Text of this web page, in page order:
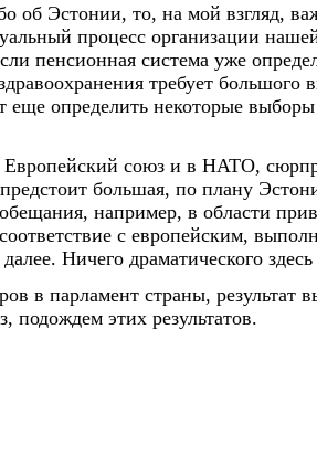
об Эстонии, то, на мой взгляд,
процесс организации
пенсионная система уже
требует большого
еще определить некоторые
Европейский союз и в НАТО,
большая, по плану
например, в области
соответствие с европейским,
далее. Ничего драматического
в парламент страны, результат
подождем этих результатов.